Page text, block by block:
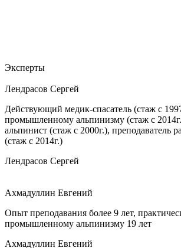
Эксперты
Лендрасов Сергей
Действующий медик-спасатель (стаж с
промышленному альпинизму (стаж с
альпинист (стаж с 2000г.), преподаватель
(стаж с 2014г.)
Лендрасов Сергей
Ахмадуллин Евгений
Опыт преподавания более 9 лет,
промышленному альпинизму 19 лет
Ахмадуллин Евгений